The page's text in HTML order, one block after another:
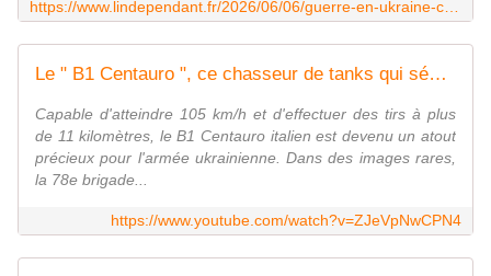
Le " B1 Centauro ", ce chasseur de tanks qui séduit les soldats ukrainiens
Capable d'atteindre 105 km/h et d'effectuer des tirs à plus
de 11 kilomètres, le B1 Centauro italien est devenu un atout
précieux pour l'armée ukrainienne. Dans des images rares,
la 78e brigade...
https://www.youtube.com/watch?v=ZJeVpNwCPN4